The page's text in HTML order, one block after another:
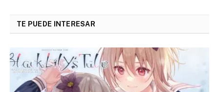
TE PUEDE INTERESAR